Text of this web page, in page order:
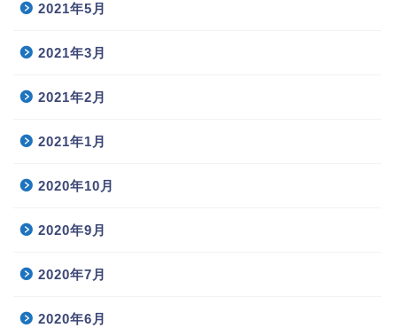
2021年5月
2021年3月
2021年2月
2021年1月
2020年10月
2020年9月
2020年7月
2020年6月